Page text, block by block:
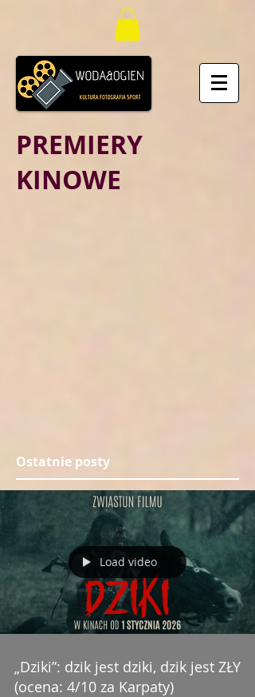
PREMIERY
KINOWE
Ostatnie posty
Load video
„Dziki”: dzik jest dziki, dzik jest ZŁY
(ocena: 4/10 za Karpaty)